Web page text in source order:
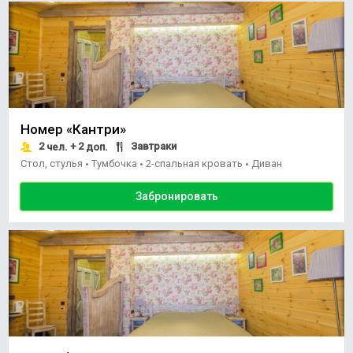
Номер «Кантри»
2чел. + 2доп.
Завтраки
Стол, стулья • Тумбочка • 2-спальная кровать • Диван
Забронировать